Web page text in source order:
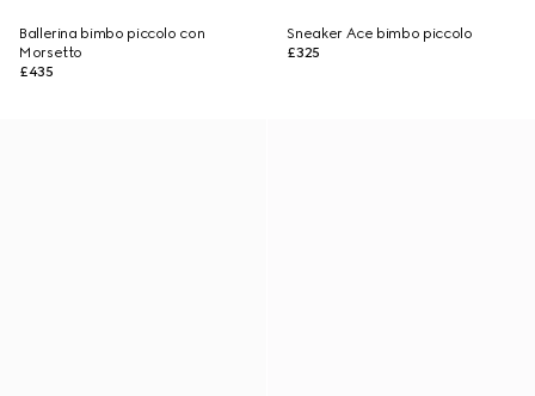
Ballerina bimbo piccolo con
Morsetto
£435
Sneaker Ace bimbo piccolo
£325